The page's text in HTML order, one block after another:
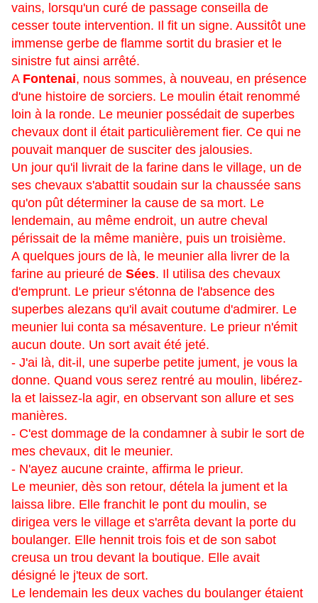
vains, lorsqu'un curé de passage conseilla de
cesser toute intervention. Il fit un signe. Aussitôt une
immense gerbe de flamme sortit du brasier et le
sinistre fut ainsi arrêté.
A Fontenai, nous sommes, à nouveau, en présence
d'une histoire de sorciers. Le moulin était renommé
loin à la ronde. Le meunier possédait de superbes
chevaux dont il était particulièrement fier. Ce qui ne
pouvait manquer de susciter des jalousies.
Un jour qu'il livrait de la farine dans le village, un de
ses chevaux s'abattit soudain sur la chaussée sans
qu'on pût déterminer la cause de sa mort. Le
lendemain, au même endroit, un autre cheval
périssait de la même manière, puis un troisième.
A quelques jours de là, le meunier alla livrer de la
farine au prieuré de Sées. Il utilisa des chevaux
d'emprunt. Le prieur s'étonna de l'absence des
superbes alezans qu'il avait coutume d'admirer. Le
meunier lui conta sa mésaventure. Le prieur n'émit
aucun doute. Un sort avait été jeté.
- J'ai là, dit-il, une superbe petite jument, je vous la
donne. Quand vous serez rentré au moulin, libérez-
la et laissez-la agir, en observant son allure et ses
manières.
- C'est dommage de la condamner à subir le sort de
mes chevaux, dit le meunier.
- N'ayez aucune crainte, affirma le prieur.
Le meunier, dès son retour, détela la jument et la
laissa libre. Elle franchit le pont du moulin, se
dirigea vers le village et s'arrêta devant la porte du
boulanger. Elle hennit trois fois et de son sabot
creusa un trou devant la boutique. Elle avait
désigné le j'teux de sort.
Le lendemain les deux vaches du boulanger étaient